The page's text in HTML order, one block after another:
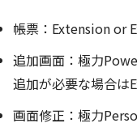
帳票：Extension or
追加画面：極力
追加が必要な場合は
画面修正：極力